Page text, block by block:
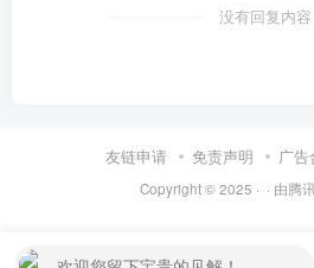
没有回复内容
友链申请 免责声明 广告
Copyright © 2025 · · 由腾